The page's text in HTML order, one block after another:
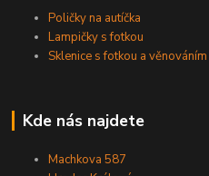
Poličky na autíčka
Lampičky s fotkou
Sklenice s fotkou a věnováním
Kde nás najdete
Machkova 587